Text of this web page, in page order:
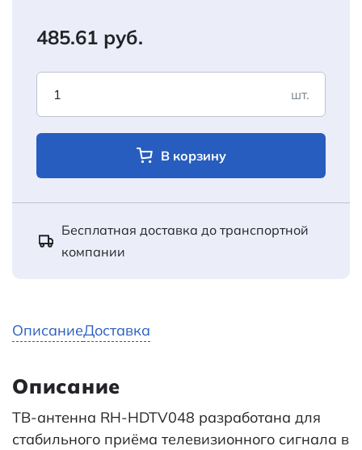
485.61 руб.
шт.
В корзину
Бесплатная доставка до транспортной
компании
ОписаниеДоставка
Описание
ТВ-антенна RH-HDTV048 разработана для
стабильного приёма телевизионного сигнала в